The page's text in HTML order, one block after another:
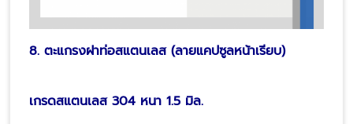
8. ตะแกรงฝาท่อสแตนเลส (ลายแคปซูลหน้าเรียบ)
เกรดสแตนเลส 304 หนา 1.5 มิล.